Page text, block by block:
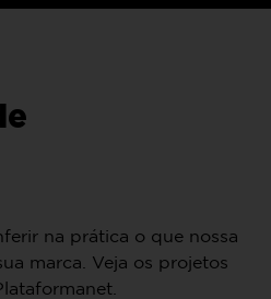
na prática o que nossa
marca. Veja os projetos